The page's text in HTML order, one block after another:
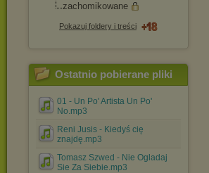
zachomikowane
Pokazuj foldery i treści
Ostatnio pobierane pliki
01 - Un Po' Artista Un Po'
No.mp3
Reni Jusis - Kiedyś cię
znajdę.mp3
Tomasz Szwed - Nie Ogladaj
Sie Za Siebie.mp3